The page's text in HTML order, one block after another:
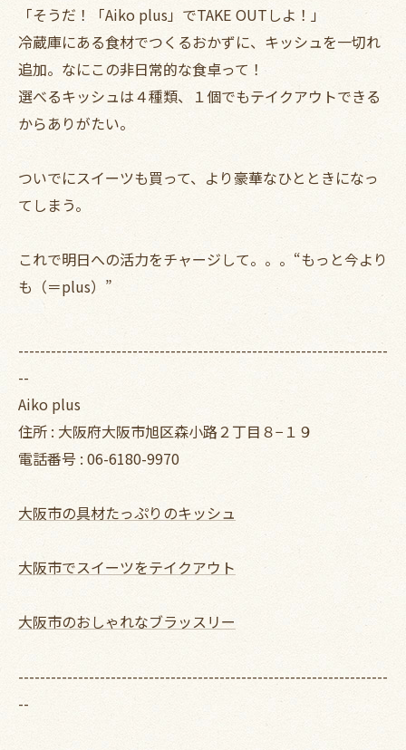
「そうだ！「Aiko plus」でTAKE OUTしよ！」
冷蔵庫にある食材でつくるおかずに、キッシュを一切れ
追加。なにこの非日常的な食卓って！
選べるキッシュは４種類、１個でもテイクアウトできる
からありがたい。
ついでにスイーツも買って、より豪華なひとときになっ
てしまう。
これで明日への活力をチャージして。。。“もっと今より
も（＝plus）”
--------------------------------------------------------------------
--
Aiko plus
住所 : 大阪府大阪市旭区森小路２丁目８−１９
電話番号 : 06-6180-9970
大阪市の具材たっぷりのキッシュ
大阪市でスイーツをテイクアウト
大阪市のおしゃれなブラッスリー
--------------------------------------------------------------------
--